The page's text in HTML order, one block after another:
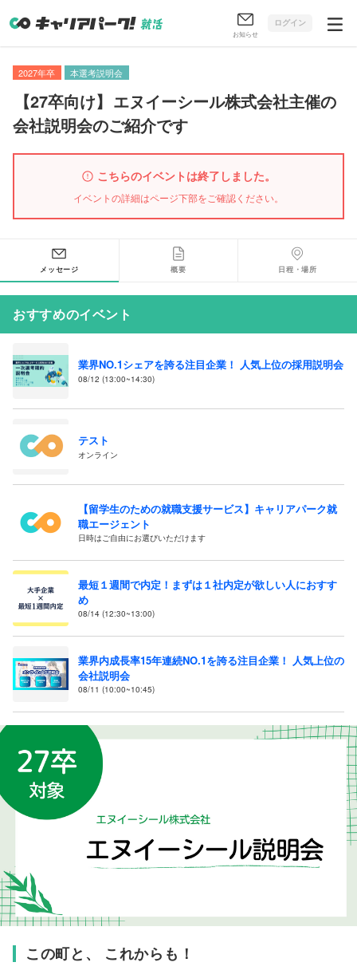
お知らせ
ログイン
2027年卒 本選考説明会
【27卒向け】 エヌイーシール株式会社主催の
会社説明会のご紹介です
こちらのイベントは終了しました。
イベントの詳細はページ下部をご確認ください。
メッセージ 概要 日程・場所
おすすめのイベント
業界NO.1シェアを誇る注目企業！ 人気上位の採用説明会
08/12 (13:00~14:30)
テスト
オンライン
【留学生のための就職支援サービス】キャリアパーク就
職エージェント
日時はご自由にお選びいただけます
最短１週間で内定！まずは１社内定が欲しい人におすす
め
08/14 (12:30~13:00)
業界内成長率15年連続NO.1を誇る注目企業！ 人気上位の
会社説明会
08/11 (10:00~10:45)
この町と 、 これからも！